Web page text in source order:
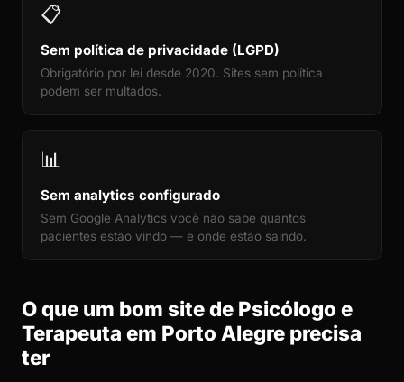
📋
Sem política de privacidade (LGPD)
Obrigatório por lei desde 2020. Sites sem política
podem ser multados.
📊
Sem analytics configurado
Sem Google Analytics você não sabe quantos
pacientes estão vindo — e onde estão saindo.
O que um bom site de Psicólogo e
Terapeuta em Porto Alegre precisa
ter